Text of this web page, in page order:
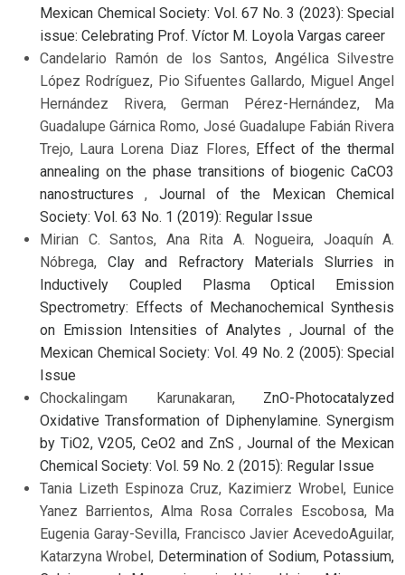
Mexican Chemical Society: Vol. 67 No. 3 (2023): Special
issue: Celebrating Prof. Víctor M. Loyola Vargas career
Candelario Ramón de los Santos, Angélica Silvestre
López Rodríguez, Pio Sifuentes Gallardo, Miguel Angel
Hernández Rivera, German Pérez-Hernández, Ma
Guadalupe Gárnica Romo, José Guadalupe Fabián Rivera
Trejo, Laura Lorena Diaz Flores, Effect of the thermal
annealing on the phase transitions of biogenic CaCO3
nanostructures, Journal of the Mexican Chemical
Society: Vol. 63 No. 1 (2019): Regular Issue
Mirian C. Santos, Ana Rita A. Nogueira, Joaquín A.
Nóbrega, Clay and Refractory Materials Slurries in
Inductively Coupled Plasma Optical Emission
Spectrometry: Effects of Mechanochemical Synthesis
on Emission Intensities of Analytes , Journal of the
Mexican Chemical Society: Vol. 49 No. 2 (2005): Special
Issue
Chockalingam Karunakaran, ZnO-Photocatalyzed
Oxidative Transformation of Diphenylamine. Synergism
by TiO2, V2O5, CeO2 and ZnS , Journal of the Mexican
Chemical Society: Vol. 59 No. 2 (2015): Regular Issue
Tania Lizeth Espinoza Cruz, Kazimierz Wrobel, Eunice
Yanez Barrientos, Alma Rosa Corrales Escobosa, Ma
Eugenia Garay-Sevilla, Francisco Javier AcevedoAguilar,
Katarzyna Wrobel, Determination of Sodium, Potassium,